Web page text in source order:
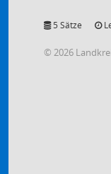
5 Sätze
© 2026